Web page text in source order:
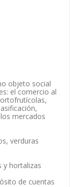
objeto social
el comercio al
mercados
verduras
y hortalizas
de cuentas